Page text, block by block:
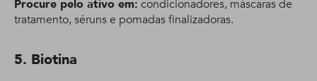
Procure pelo ativo em: condicionadores, máscaras de
tratamento, séruns e pomadas finalizadoras.
5. Biotina